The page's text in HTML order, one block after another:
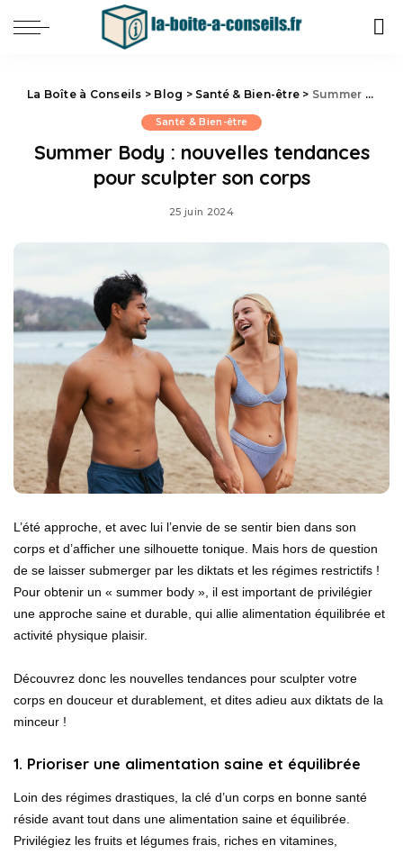
La Boîte à Conseils > Blog > Santé & Bien-être > Summer Body : nouvelles tendances pour sculpter son corps
Santé & Bien-être
Summer Body : nouvelles tendances
pour sculpter son corps
25 juin 2024
L’été approche, et avec lui l’envie de se sentir bien dans son
corps et d’afficher une silhouette tonique. Mais hors de question
de se laisser submerger par les diktats et les régimes restrictifs !
Pour obtenir un « summer body », il est important de privilégier
une approche saine et durable, qui allie alimentation équilibrée et
activité physique plaisir.
Découvrez donc les nouvelles tendances pour sculpter votre
corps en douceur et durablement, et dites adieu aux diktats de la
minceur !
1. Prioriser une alimentation saine et équilibrée
Loin des régimes drastiques, la clé d’un corps en bonne santé
réside avant tout dans une alimentation saine et équilibrée.
Privilégiez les fruits et légumes frais, riches en vitamines,